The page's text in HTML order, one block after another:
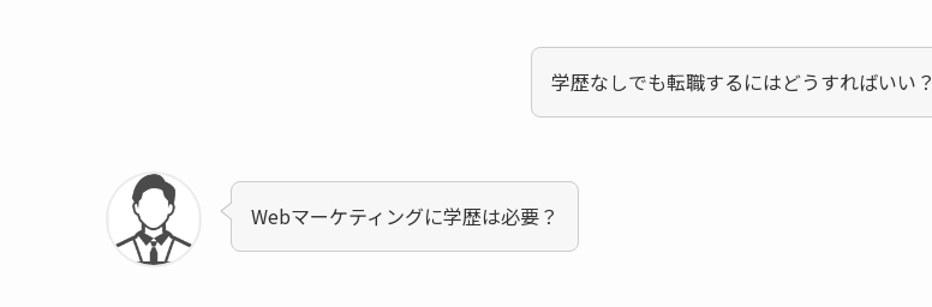
学歴なしでも転職するにはどうすればいい？
Webマーケティングに学歴は必要？